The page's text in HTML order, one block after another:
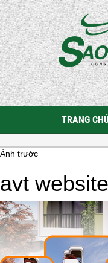
TRANG
Ảnh trước
avt